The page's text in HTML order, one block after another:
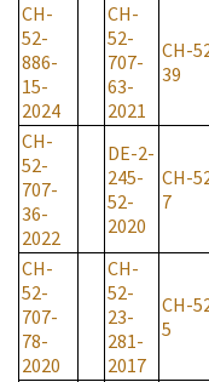
CH-
52-
886-
15-
2024
CH-
52-
707-
63-
2021
CH-
39
CH-
52-
707-
36-
2022
DE-2-
245-
52-
2020
CH-
7
CH-
52-
707-
78-
2020
CH-
52-
23-
281-
2017
CH-
5